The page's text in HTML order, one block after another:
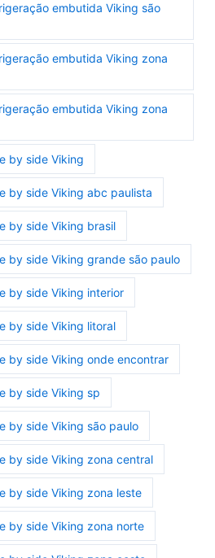
embutida Viking são
embutida Viking zona
embutida Viking zona
by side Viking
by side Viking abc paulista
by side Viking brasil
by side Viking grande são paulo
by side Viking interior
by side Viking litoral
by side Viking onde encontrar
by side Viking sp
by side Viking são paulo
by side Viking zona central
by side Viking zona leste
by side Viking zona norte